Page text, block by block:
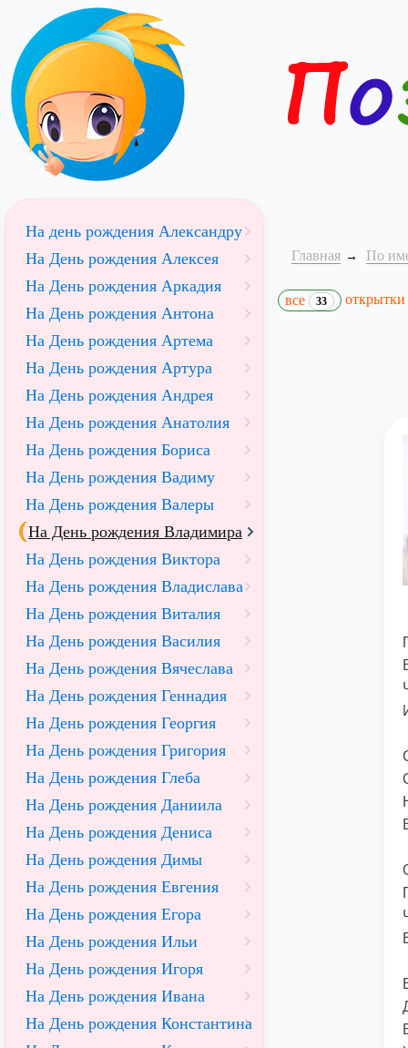
Главная По
все 33 открытки
На день рождения Александру
На День рождения Алексея
На День рождения Аркадия
На День рождения Антона
На День рождения Артема
На День рождения Артура
На День рождения Андрея
На День рождения Анатолия
На День рождения Бориса
На День рождения Вадиму
На День рождения Валеры
На День рождения Владимира
На День рождения Виктора
На День рождения Владислава
На День рождения Виталия
На День рождения Василия
На День рождения Вячеслава
На День рождения Геннадия
На День рождения Георгия
На День рождения Григория
На День рождения Глеба
На День рождения Даниила
На День рождения Дениса
На День рождения Димы
На День рождения Евгения
На День рождения Егора
На День рождения Ильи
На День рождения Игоря
На День рождения Ивана
На День рождения Константина